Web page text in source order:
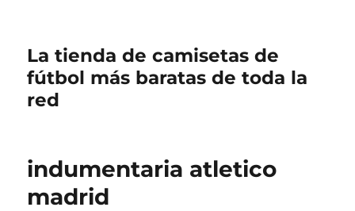
La tienda de camisetas de
fútbol más baratas de toda la
red
indumentaria atletico
madrid